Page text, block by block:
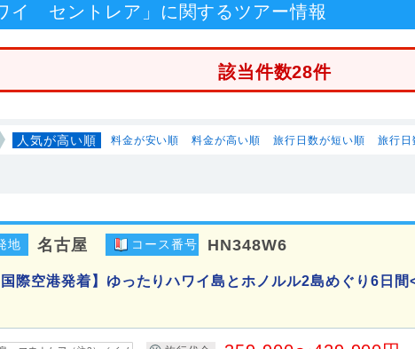
イ セントレア」に関するツアー情報
該当件数28件
人気が高い順 料金が安い順 料金が高い順 旅行日数が短い順 旅行日
地 名古屋 コース番号 HN348W6
国際空港発着】ゆったりハワイ島とホノルル2島めぐり6日